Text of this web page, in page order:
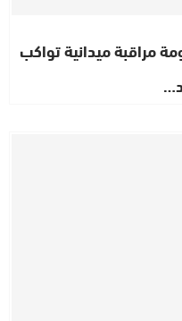
مراقبة ميدانية تواكب